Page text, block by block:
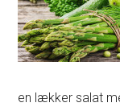
en lækker salat